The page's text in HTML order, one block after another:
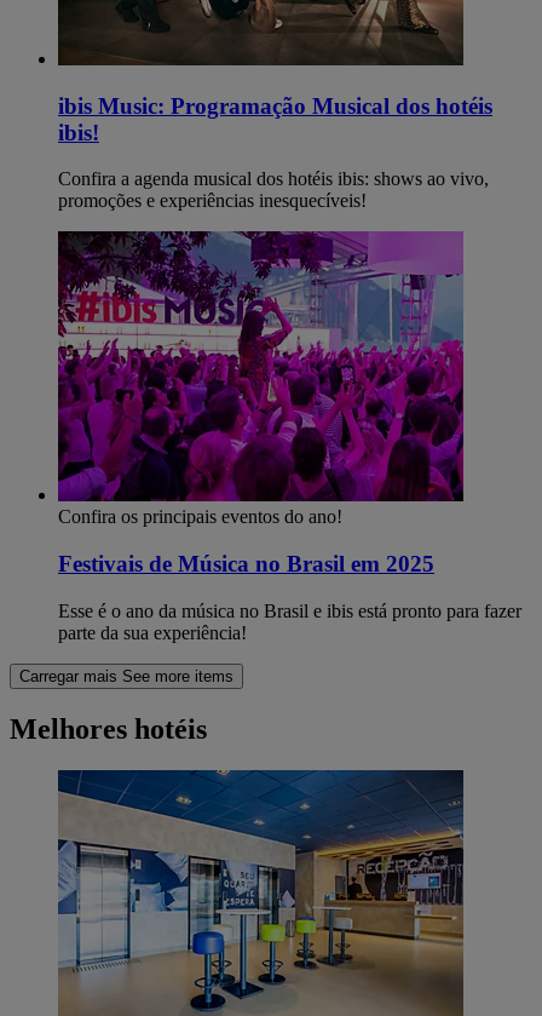
ibis Music: Programação Musical dos hotéis
ibis!
Confira a agenda musical dos hotéis ibis: shows ao vivo,
promoções e experiências inesquecíveis!
Confira os principais eventos do ano!
Festivais de Música no Brasil em 2025
Esse é o ano da música no Brasil e ibis está pronto para fazer
parte da sua experiência!
Carregar mais See more items
Melhores hotéis